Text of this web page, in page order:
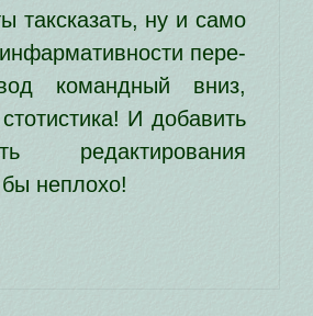
так­ска­зать, ну и само
пере­
команд­ный вниз,
И доба­вить
редак­ти­ро­ва­ния
неплохо!